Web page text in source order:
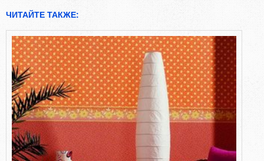
ЧИТАЙТЕ ТАКЖЕ: